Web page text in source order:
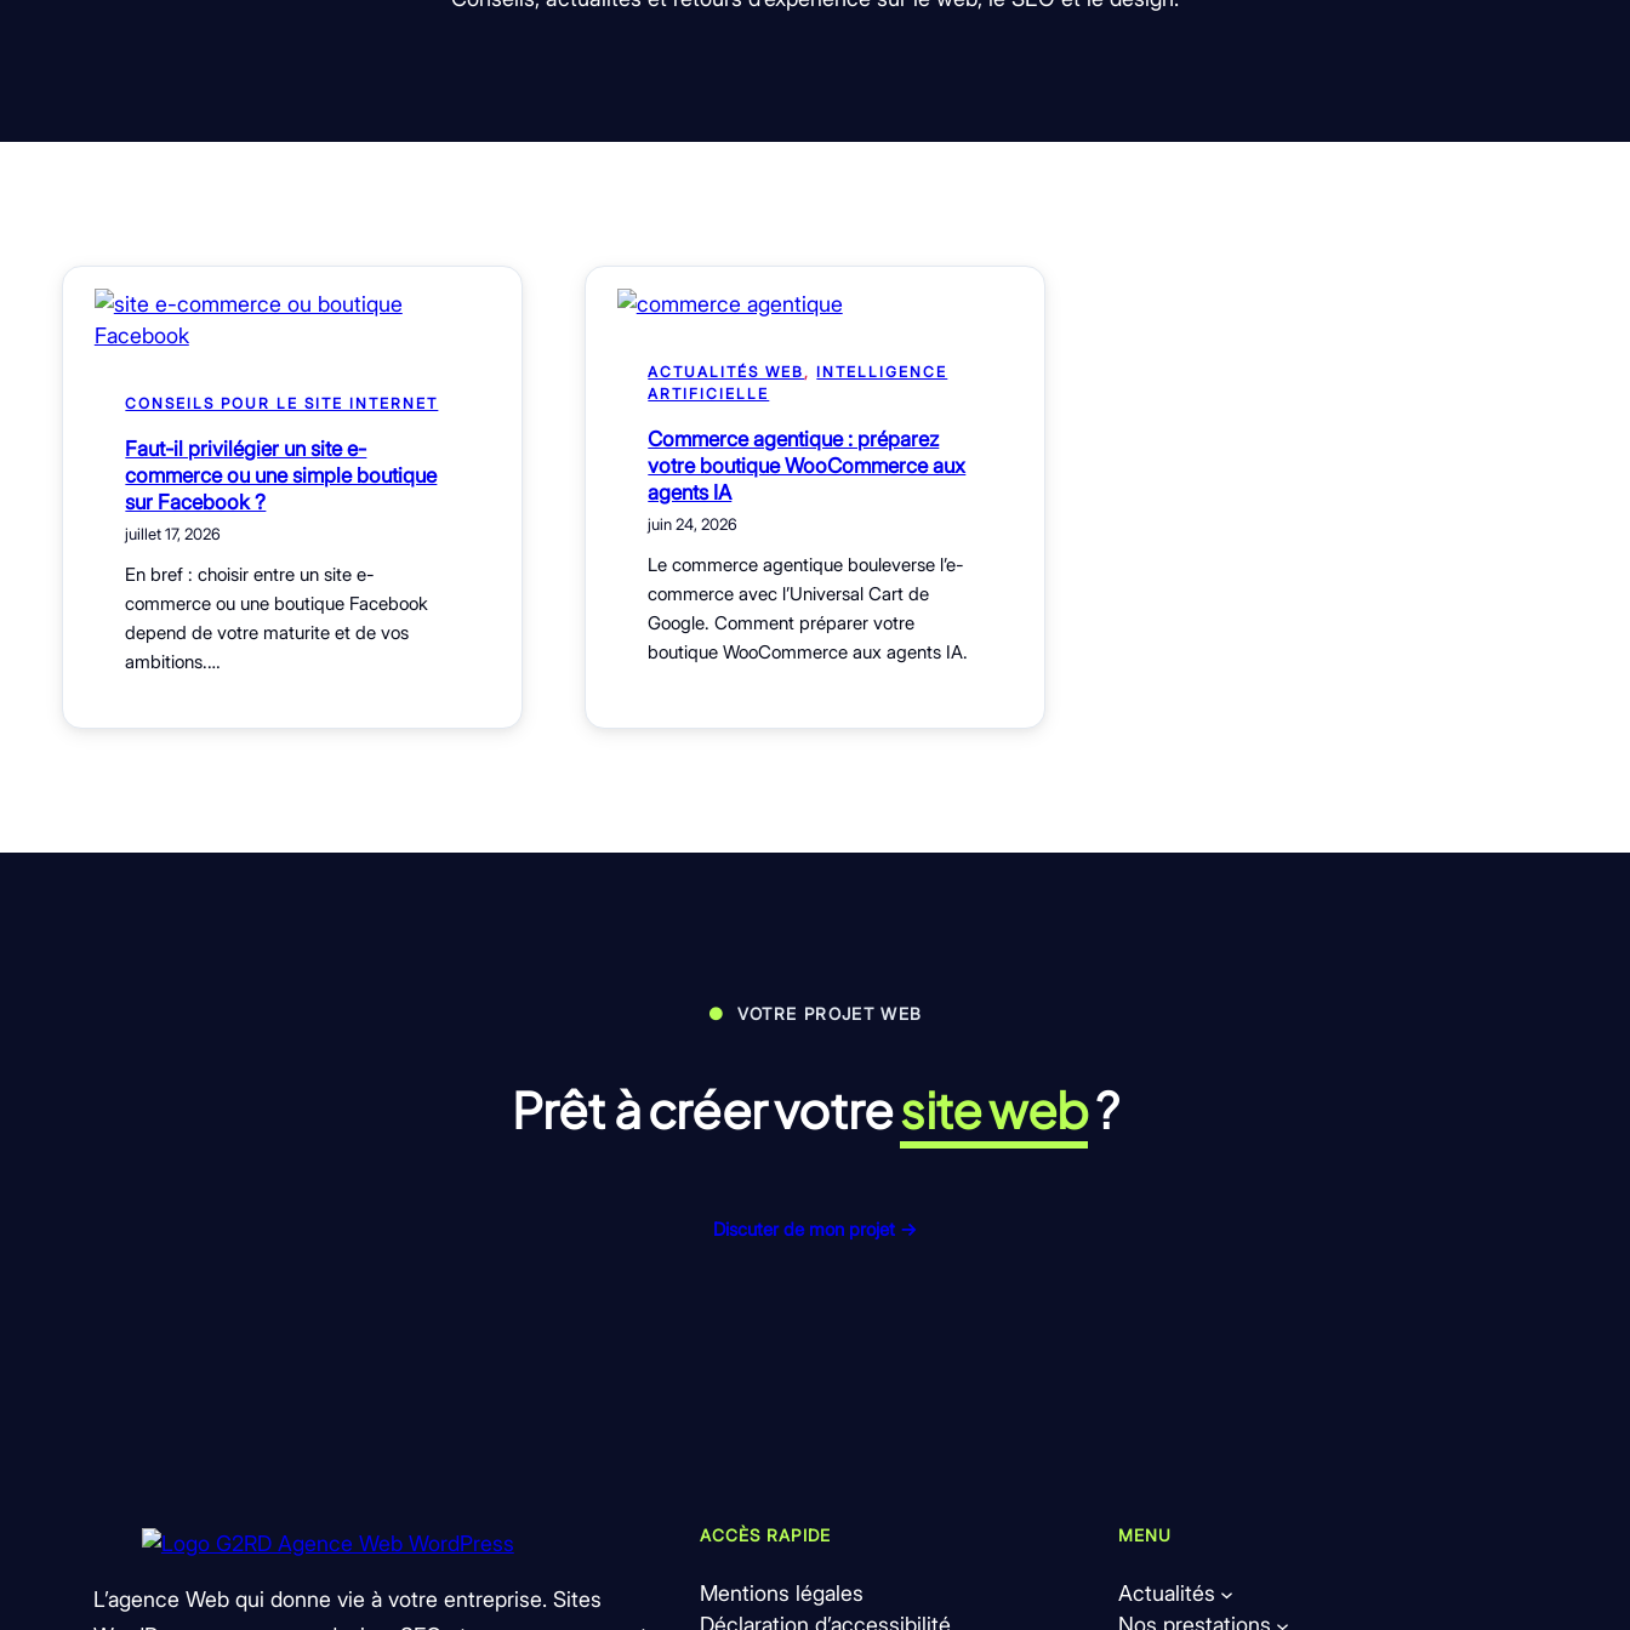
CONSEILS POUR LE SITE INTERNET
Faut-il privilégier un site e-
commerce ou une simple boutique
sur Facebook ?
juillet 17, 2026
En bref : choisir entre un site e-
commerce ou une boutique Facebook
depend de votre maturite et de vos
ambitions.…
ACTUALITÉS WEB , INTELLIGENCE
ARTIFICIELLE
Commerce agentique : préparez
votre boutique WooCommerce aux
agents IA
juin 24, 2026
Le commerce agentique bouleverse l’e-
commerce avec l’Universal Cart de
Google. Comment préparer votre
boutique WooCommerce aux agents IA.
● VOTRE PROJET WEB
Prêt à créer votresite web?
Discuter de mon projet →
L’agence Web qui donne vie à votre entreprise. Sites
ACCÈS RAPIDE
Mentions légales
MENU
Actualités